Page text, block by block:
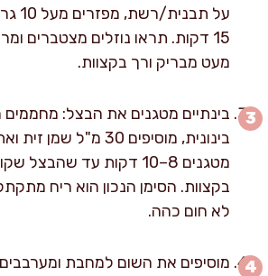
על
15 דקות. תראו נוזלים מצטברים
מעט מבריק ורך בקצוות.
בינתיים מטגנים את הבצל:
בינונית, מוסיפים 30
מטגנים 8–10 דקות עד
בקצוות. הסימן הנכון הוא ריח
לא חום כהה.